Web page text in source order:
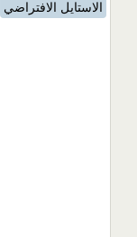
الاستايل الافتراضي